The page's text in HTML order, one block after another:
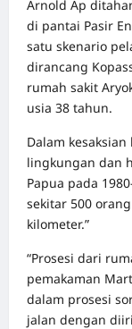
Arnold Ap
di pantai Pasir
satu skenario
dirancang
rumah sakit
usia 38 tahun.
Dalam
lingkungan dan
Papua pada
sekitar 500
kilometer.”
“Prosesi dari
pemakaman
dalam prosesi
jalan dengan